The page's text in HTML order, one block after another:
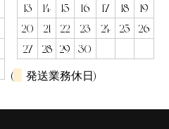
13
14 15 16 17 18
19
20
21 22 23 24 25
26
27
28 29
30
(
発送業務休日)